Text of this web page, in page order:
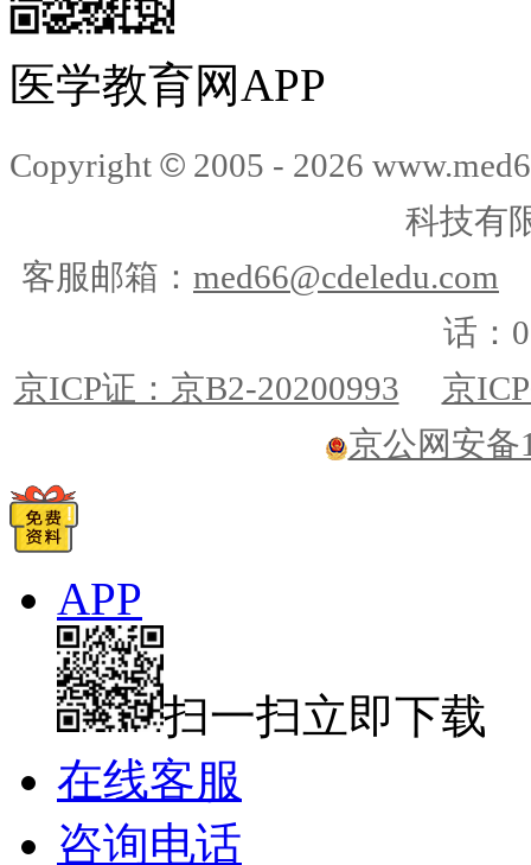
医学教育网APP
Copyright © 2005 - 2026
科技有
客服邮箱： med66@cdeledu.com
话：
京ICP证：京B2-20200993
京
京公网安备
APP
扫一扫立即下载
在线客服
咨询电话